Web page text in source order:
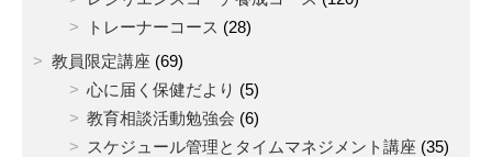
トレーナーコース (28)
教員限定講座 (69)
心に届く保健だより (5)
教育相談活動勉強会 (6)
スケジュール管理とタイムマネジメント講座 (35)